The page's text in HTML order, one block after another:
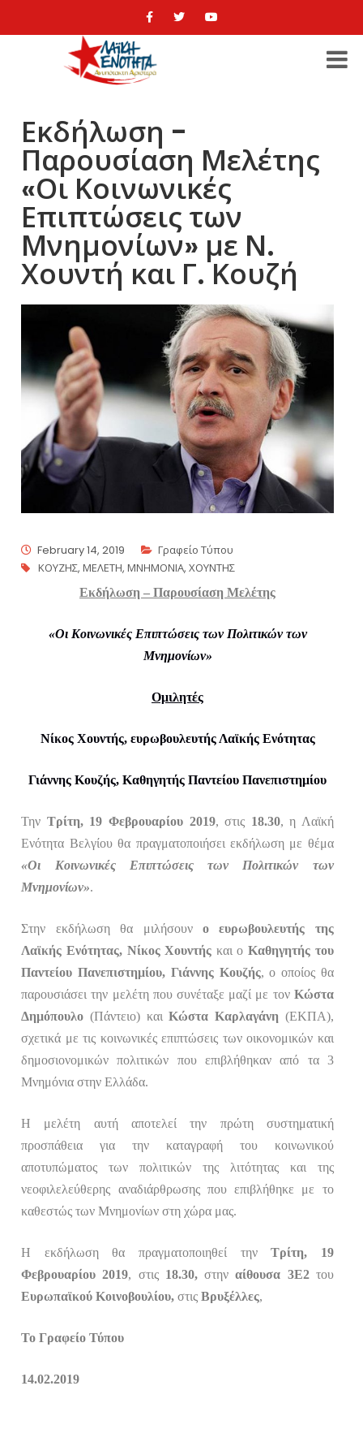
Εκδήλωση -
Παρουσίαση Μελέτης
«Οι Κοινωνικές
Επιπτώσεις των
Μνημονίων» με Ν.
Χουντή και Γ. Κουζή
February 14, 2019
Γραφείο Τύπου
ΚΟΥΖΗΣ,ΜΕΛΕΤΗ,ΜΝΗΜΟΝΙΑ,ΧΟΥΝΤΗΣ
Εκδήλωση – Παρουσίαση Μελέτης
«Οι Κοινωνικές Επιπτώσεις των Πολιτικών των
Μνημονίων»
Ομιλητές
Νίκος Χουντής, ευρωβουλευτής Λαϊκής Ενότητας
Γιάννης Κουζής, Καθηγητής Παντείου Πανεπιστημίου
Την Τρίτη, 19 Φεβρουαρίου 2019, στις 18.30, η Λαϊκή
Ενότητα Βελγίου θα πραγματοποιήσει εκδήλωση με θέμα
«Οι Κοινωνικές Επιπτώσεις των Πολιτικών των
Μνημονίων».
Στην εκδήλωση θα μιλήσουν ο ευρωβουλευτής της
Λαϊκής Ενότητας, Νίκος Χουντής και οΚαθηγητής του
Παντείου Πανεπιστημίου, Γιάννης Κουζής, ο οποίος θα
παρουσιάσει την μελέτη που συνέταξε μαζί με τον Κώστα
Δημόπουλο (Πάντειο) καιΚώστα Καρλαγάνη (ΕΚΠΑ),
σχετικά με τις κοινωνικές επιπτώσεις των οικονομικών και
δημοσιονομικών πολιτικών που επιβλήθηκαν από τα 3
Μνημόνια στην Ελλάδα.
Η μελέτη αυτή αποτελεί την πρώτη συστηματική
προσπάθεια για την καταγραφή του κοινωνικού
αποτυπώματος των πολιτικών της λιτότητας και της
νεοφιλελεύθερης αναδιάρθρωσης που επιβλήθηκε με το
καθεστώς των Μνημονίων στη χώρα μας.
Η εκδήλωση θα πραγματοποιηθεί τηνΤρίτη, 19
Φεβρουαρίου 2019, στις 18.30,στηναίθουσα 3E2του
Ευρωπαϊκού Κοινοβουλίου, στιςΒρυξέλλες,
Το Γραφείο Τύπου
14.02.2019